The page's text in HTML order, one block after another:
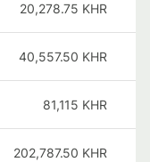
20,278.75 KHR
40,557.50 KHR
81,115 KHR
202,787.50 KHR